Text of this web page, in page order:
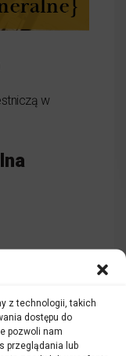
z technologii, takich
dostępu do
pozwoli nam
przeglądania lub
w
o wydarzeniu